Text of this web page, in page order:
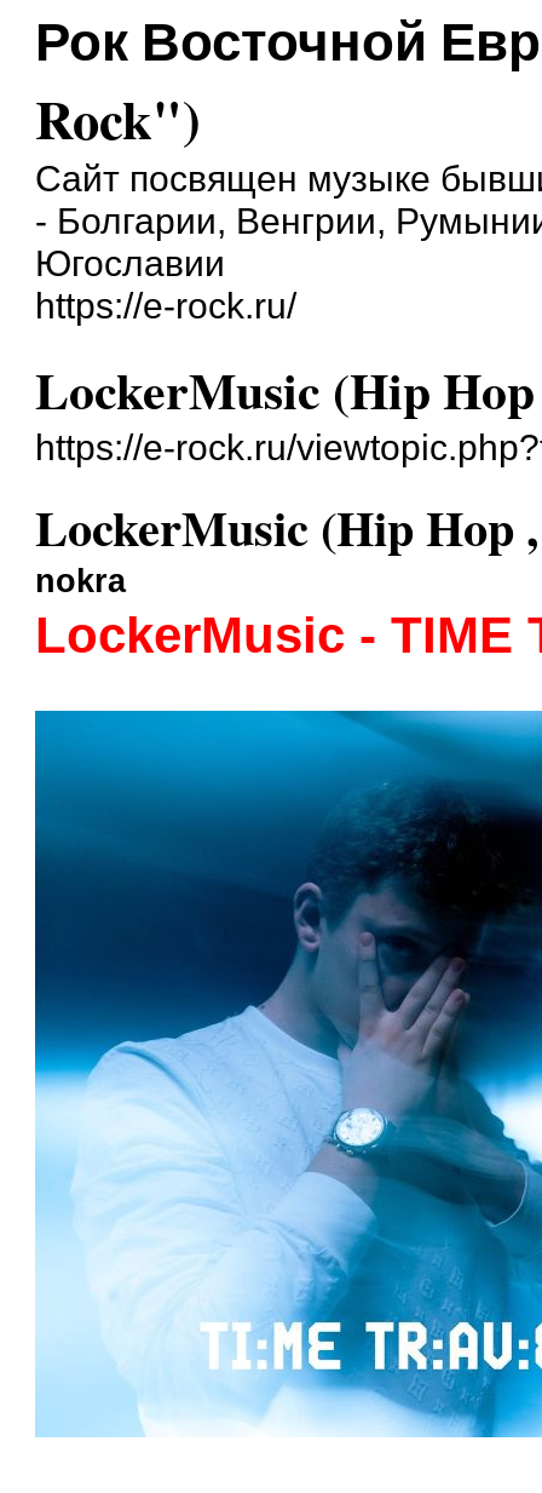
Рок Восточной
Rock")
Сайт посвящен музыке
- Болгарии, Венгрии,
Югославии
https://e-rock.ru/
LockerMusic (Hip
https://e-rock.ru/
LockerMusic (Hip Hop
nokra
LockerMusic - TIME